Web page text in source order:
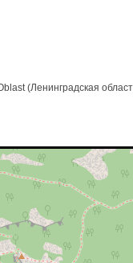
(Ленинградская